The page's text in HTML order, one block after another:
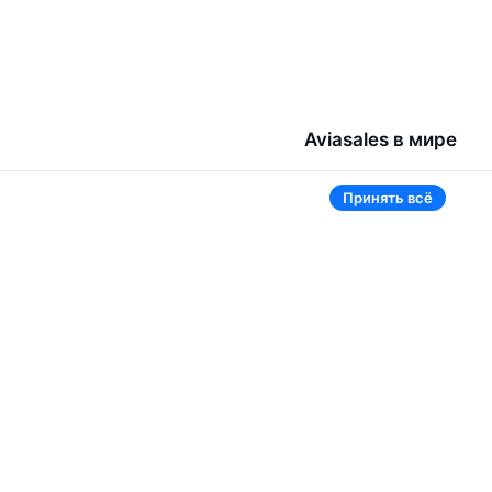
Aviasales в мире
Беларусь
Россия
Принять всё